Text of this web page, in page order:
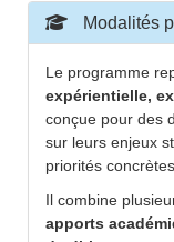
Modalités
Le programme
expérientielle,
conçue pour des
sur leurs enjeux
priorités
Il combine
apports